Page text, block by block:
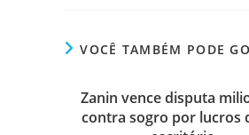
VOCÊ TAMBÉM PODE
Zanin vence disputa
contra sogro por lucros